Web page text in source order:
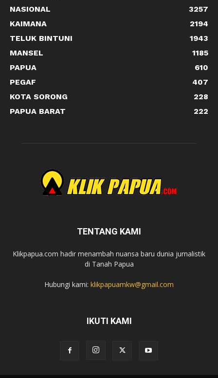
NASIONAL
3257
KAIMANA
2194
TELUK BINTUNI
1943
MANSEL
1185
PAPUA
610
PEGAF
407
KOTA SORONG
228
PAPUA BARAT
222
TENTANG KAMI
Klikpapua.com hadir menambah nuansa baru dunia jurnalistik
di Tanah Papua
Hubungi kami: klikpapuamkw@gmail.com
IKUTI KAMI